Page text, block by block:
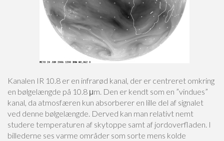
Kanalen IR 10.8 er en infrarød kanal, der er centreret omkring
en bølgelængde på 10.8 μm. Den er kendt som en ”vindues”
kanal, da atmosfæren kun absorberer en lille del af signalet
ved denne bølgelængde. Derved kan man relativt nemt
studere temperaturen af skytoppe samt af jordoverfladen. I
billederne ses varme områder som sorte mens kolde